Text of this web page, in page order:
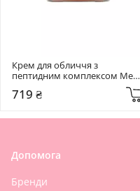
Крем для обличчя з
пептидним комплексом Medi-
Cream
719 ₴
Допомога
Бренди